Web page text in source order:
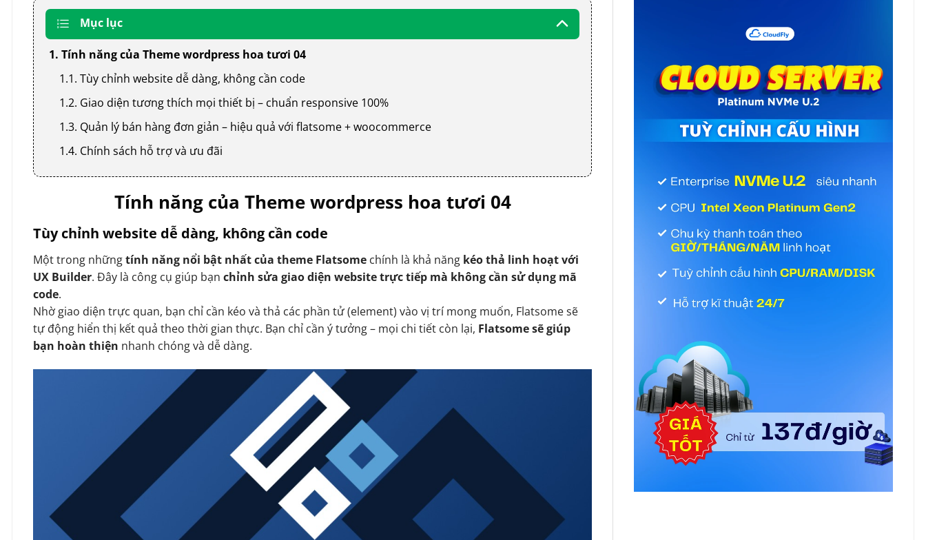
Mục lục
1. Tính năng của Theme wordpress hoa tươi 04
1.1. Tùy chỉnh website dễ dàng, không cần code
1.2. Giao diện tương thích mọi thiết bị – chuẩn responsive 100%
1.3. Quản lý bán hàng đơn giản – hiệu quả với flatsome + woocommerce
1.4. Chính sách hỗ trợ và ưu đãi
Tính năng của Theme wordpress hoa tươi 04
Tùy chỉnh website dễ dàng, không cần code
Một trong nhữngtính năng nổi bật nhất của theme Flatsome chính là khả năng kéo thả linh hoạt với
UX Builder. Đây là công cụ giúp bạn chỉnh sửa giao diện website trực tiếp mà không cần sử dụng mã
code.
Nhờ giao diện trực quan, bạn chỉ cần kéo và thả các phần tử (element) vào vị trí mong muốn, Flatsome sẽ
tự động hiển thị kết quả theo thời gian thực. Bạn chỉ cần ý tưởng – mọi chi tiết còn lại, Flatsome sẽ giúp
bạn hoàn thiện nhanh chóng và dễ dàng.